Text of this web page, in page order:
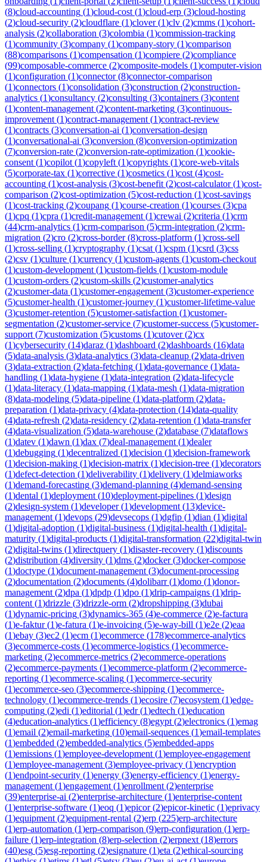
(8)cloud-accounting (1)cloud-cost (1)cloud-erp (3)cloud-hosting
(2)cloud-security (2)cloudflare (1)clover(1)clv (2)cmms (1)cohort-
analysis (2)collaboration (3)colombia (1)commission-tracking
(1)community (3)company (1)company-story (1)comparison
(88)comparisons (1)compensation (1)compiere (2)compliance
(99)composable-commerce (2)composite-models (1)computer-vision
(1)configuration (1)connector(8)connector-comparison
(1)connectors (1)consolidation (3)construction (2)construction-
analytics (1)consultancy (2)consulting (3)containers (3)content
(1)content-management (2)content-marketing (3)continuous-
improvement (1)contract-management (1)contract-review
(1)contracts (3)conversation-ai (1)conversation-design
(1)conversational-ai (3)conversion (8)conversion-optimization
(7)conversion-rate (2)conversion-rate-optimization (1)cookie-
consent (1)copilot (1)copyleft (1)copyrights (1)core-web-vitals
(5)corporate-tax (1)corrective (1)cosmetics (1)cost (4)cost-
accounting (1)cost-analysis (3)cost-benefit (2)cost-calculator(1)cost-
comparison (2)cost-optimization (5)cost-reduction (1)cost-savings
(1)cost-tracking (2)coupang (1)course-creation (1)courses (3)cpa
(1)cpq (1)cpra (1)credit-management (1)crewai (2)criteria (1)crm
(44)crm-analytics (1)crm-comparison (5)crm-integration (2)crm-
migration (2)cro (2)cross-border(8)cross-platform (1)cross-sell
(1)cross-selling (1)cryptography (1)csat (1)cspm (1)csrd (3)css
(2)csv (1)culture (1)currency (1)custom-agents (1)custom-checkout
(1)custom-development (1)custom-fields (1)custom-module
(1)custom-orders (2)custom-skills (2)customer-analytics
(2)customer-data (1)customer-engagement (3)customer-experience
(5)customer-health (1)customer-journey (1)customer-lifetime-value
(3)customer-retention (5)customer-satisfaction (1)customer-
segmentation (2)customer-service (7)customer-success (5)customer-
support (7)customization (5)customs (1)cutover(2)cx
(1)cybersecurity (14)daraz (1)dashboard (2)dashboards (16)data
(5)data-analysis (3)data-analytics (3)data-cleanup (2)data-driven
(3)data-extraction (2)data-fetching (1)data-governance (1)data-
handling (1)data-hygiene (1)data-integration (2)data-lifecycle
(1)data-literacy (1)data-mapping (1)data-mesh (1)data-migration
(8)data-modeling (5)data-pipeline (1)data-platform (2)data-
preparation (1)data-privacy (4)data-protection (14)data-quality
(4)data-refresh (2)data-residency (2)data-retention (1)data-transfer
(4)data-visualization (5)data-warehouse (2)database (7)dataflows
(1)datev (1)dawn (1)dax (7)deal-management (1)dealer
(1)debugging (1)decentralized (1)decision (1)decision-framework
(1)decision-making (1)decision-matrix (1)decision-tree (1)decorators
(1)defect-detection (1)deliverability (1)delivery (1)delmiaworks
(1)demand-forecasting (3)demand-planning (4)demand-sensing
(1)dental (1)deployment (10)deployment-pipelines (1)design
(2)design-system (1)developer(1)development (13)device-
management (1)devops (29)devsecops (1)dgfip (1)dian (1)digital
(1)digital-adoption (1)digital-business (1)digital-health (1)digital-
maturity (1)digital-products (1)digital-transformation (22)digital-twin
(2)digital-twins (1)directquery (1)disaster-recovery (1)discounts
(2)distribution (4)diversity (1)dms (2)docker(3)docker-compose
(1)doctype (1)document-management (3)document-processing
(2)documentation (2)documents (4)dolibarr(1)domo (1)donor-
management (2)dpa (1)dpdp (1)dpo (1)drip-campaigns (1)drip-
content (1)drizzle (3)drizzle-orm (2)dropshipping (3)dubai
(1)dynamic-pricing (3)dynamics-365 (4)e-commerce (2)e-factura
(1)e-faktur(1)e-fatura (1)e-invoicing (5)e-way-bill (1)e2e (2)eaa
(1)ebay (3)ec2 (1)ecm (1)ecommerce (178)ecommerce-analytics
(3)ecommerce-costs (1)ecommerce-logistics (1)ecommerce-
marketing (2)ecommerce-metrics (2)ecommerce-operations
(2)ecommerce-payments (1)ecommerce-platform (2)ecommerce-
reporting (1)ecommerce-scaling (1)ecommerce-security
(1)ecommerce-seo (3)ecommerce-shipping (1)ecommerce-
technology (1)ecommerce-trends (1)ecosire (7)ecosystem (1)edge-
computing (2)edi (1)editorial (1)edr(1)edtech (1)education
(4)education-analytics (1)efficiency (8)egypt (2)electronics (1)emag
(1)email (2)email-marketing (10)email-sequences (1)email-templates
(1)embedded (2)embedded-analytics (5)embedded-apps
(1)emissions (1)employee-development (1)employee-engagement
(1)employee-management (3)employee-privacy (1)encryption
(1)endpoint-security (1)energy (3)energy-efficiency (1)energy-
management (1)engagement (1)enrollment (2)enterprise
(39)enterprise-ai (2)enterprise-architecture (1)enterprise-content
(1)enterprise-software (1)eoq (1)epicor(2)epicor-kinetic (1)eprivacy
(1)equipment (2)equipment-rental (2)erp (225)erp-architecture
(1)erp-automation (1)erp-comparison (9)erp-configuration (1)erp-
failure (1)erp-integration (8)erp-selection (2)erpnext (18)errors
(40)esg (5)esg-reporting (2)esignature (1)eta (2)ethical-sourcing